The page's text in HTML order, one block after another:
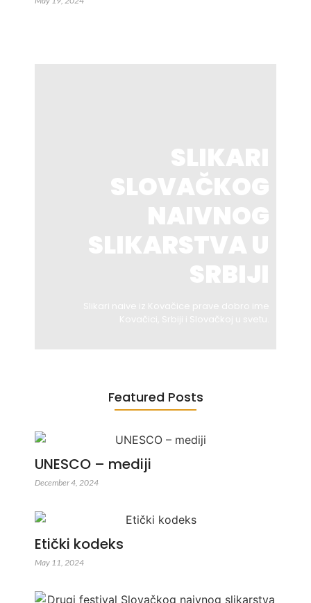
Featured Posts
UNESCO – mediji
December 4, 2024
Etički kodeks
May 11, 2024